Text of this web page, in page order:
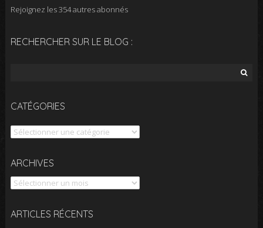
Rejoignez les 354 autres abonnés
RECHERCHER SUR LE BLOG :
CATÉGORIES
Catégories
ARCHIVES
Archives
ARTICLES RÉCENTS